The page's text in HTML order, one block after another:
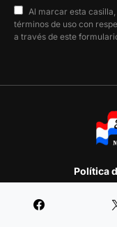
Al marcar esta
términos de uso con
a través de este
Política
Designed